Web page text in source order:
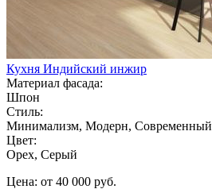
Кухня Индийский инжир
Материал фасада:
Шпон
Стиль:
Минимализм, Модерн, Современный
Цвет:
Орех, Серый
Цена: от 40 000 руб.